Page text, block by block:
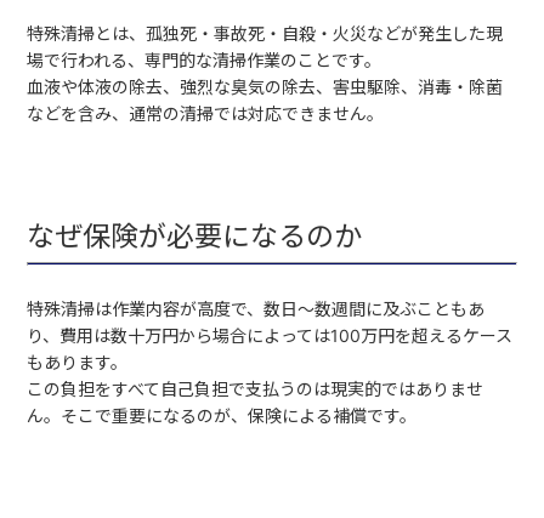
特殊清掃とは、孤独死・事故死・自殺・火災などが発生した現
場で行われる、専門的な清掃作業のことです。
血液や体液の除去、強烈な臭気の除去、害虫駆除、消毒・除菌
などを含み、通常の清掃では対応できません。
なぜ保険が必要になるのか
特殊清掃は作業内容が高度で、数日〜数週間に及ぶこともあ
り、費用は数十万円から場合によっては100万円を超えるケース
もあります。
この負担をすべて自己負担で支払うのは現実的ではありませ
ん。そこで重要になるのが、保険による補償です。